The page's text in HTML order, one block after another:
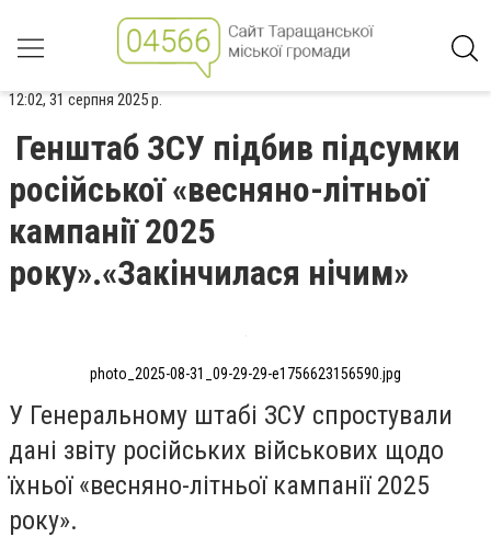
12:02, 31 серпня 2025 р.
Генштаб ЗСУ підбив підсумки
російської «весняно-літньої
кампанії 2025
року».«Закінчилася нічим»
photo_2025-08-31_09-29-29-e1756623156590.jpg
У Генеральному штабі ЗСУ спростували
дані звіту російських військових щодо
їхньої «весняно-літньої кампанії 2025
року».